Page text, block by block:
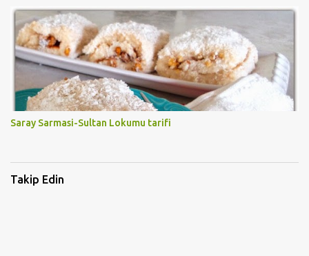
Saray Sarmasi-Sultan Lokumu tarifi
Takip Edin